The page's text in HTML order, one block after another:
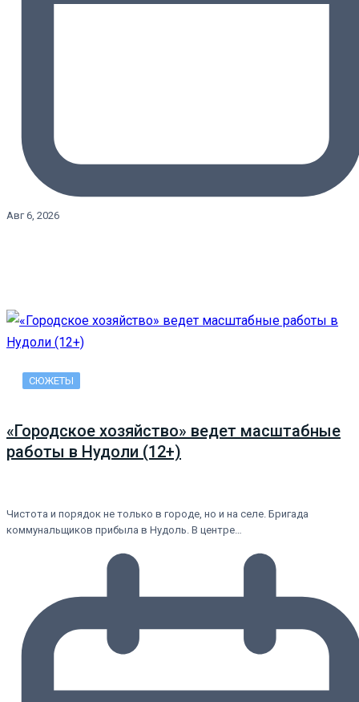
Авг 6, 2026
СЮЖЕТЫ
«Городское хозяйство» ведет масштабные
работы в Нудоли (12+)
Чистота и порядок не только в городе, но и на селе. Бригада
коммунальщиков прибыла в Нудоль. В центре…